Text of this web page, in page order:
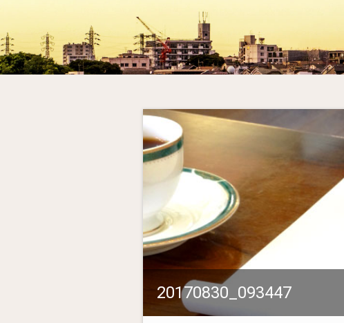
20170830_093447